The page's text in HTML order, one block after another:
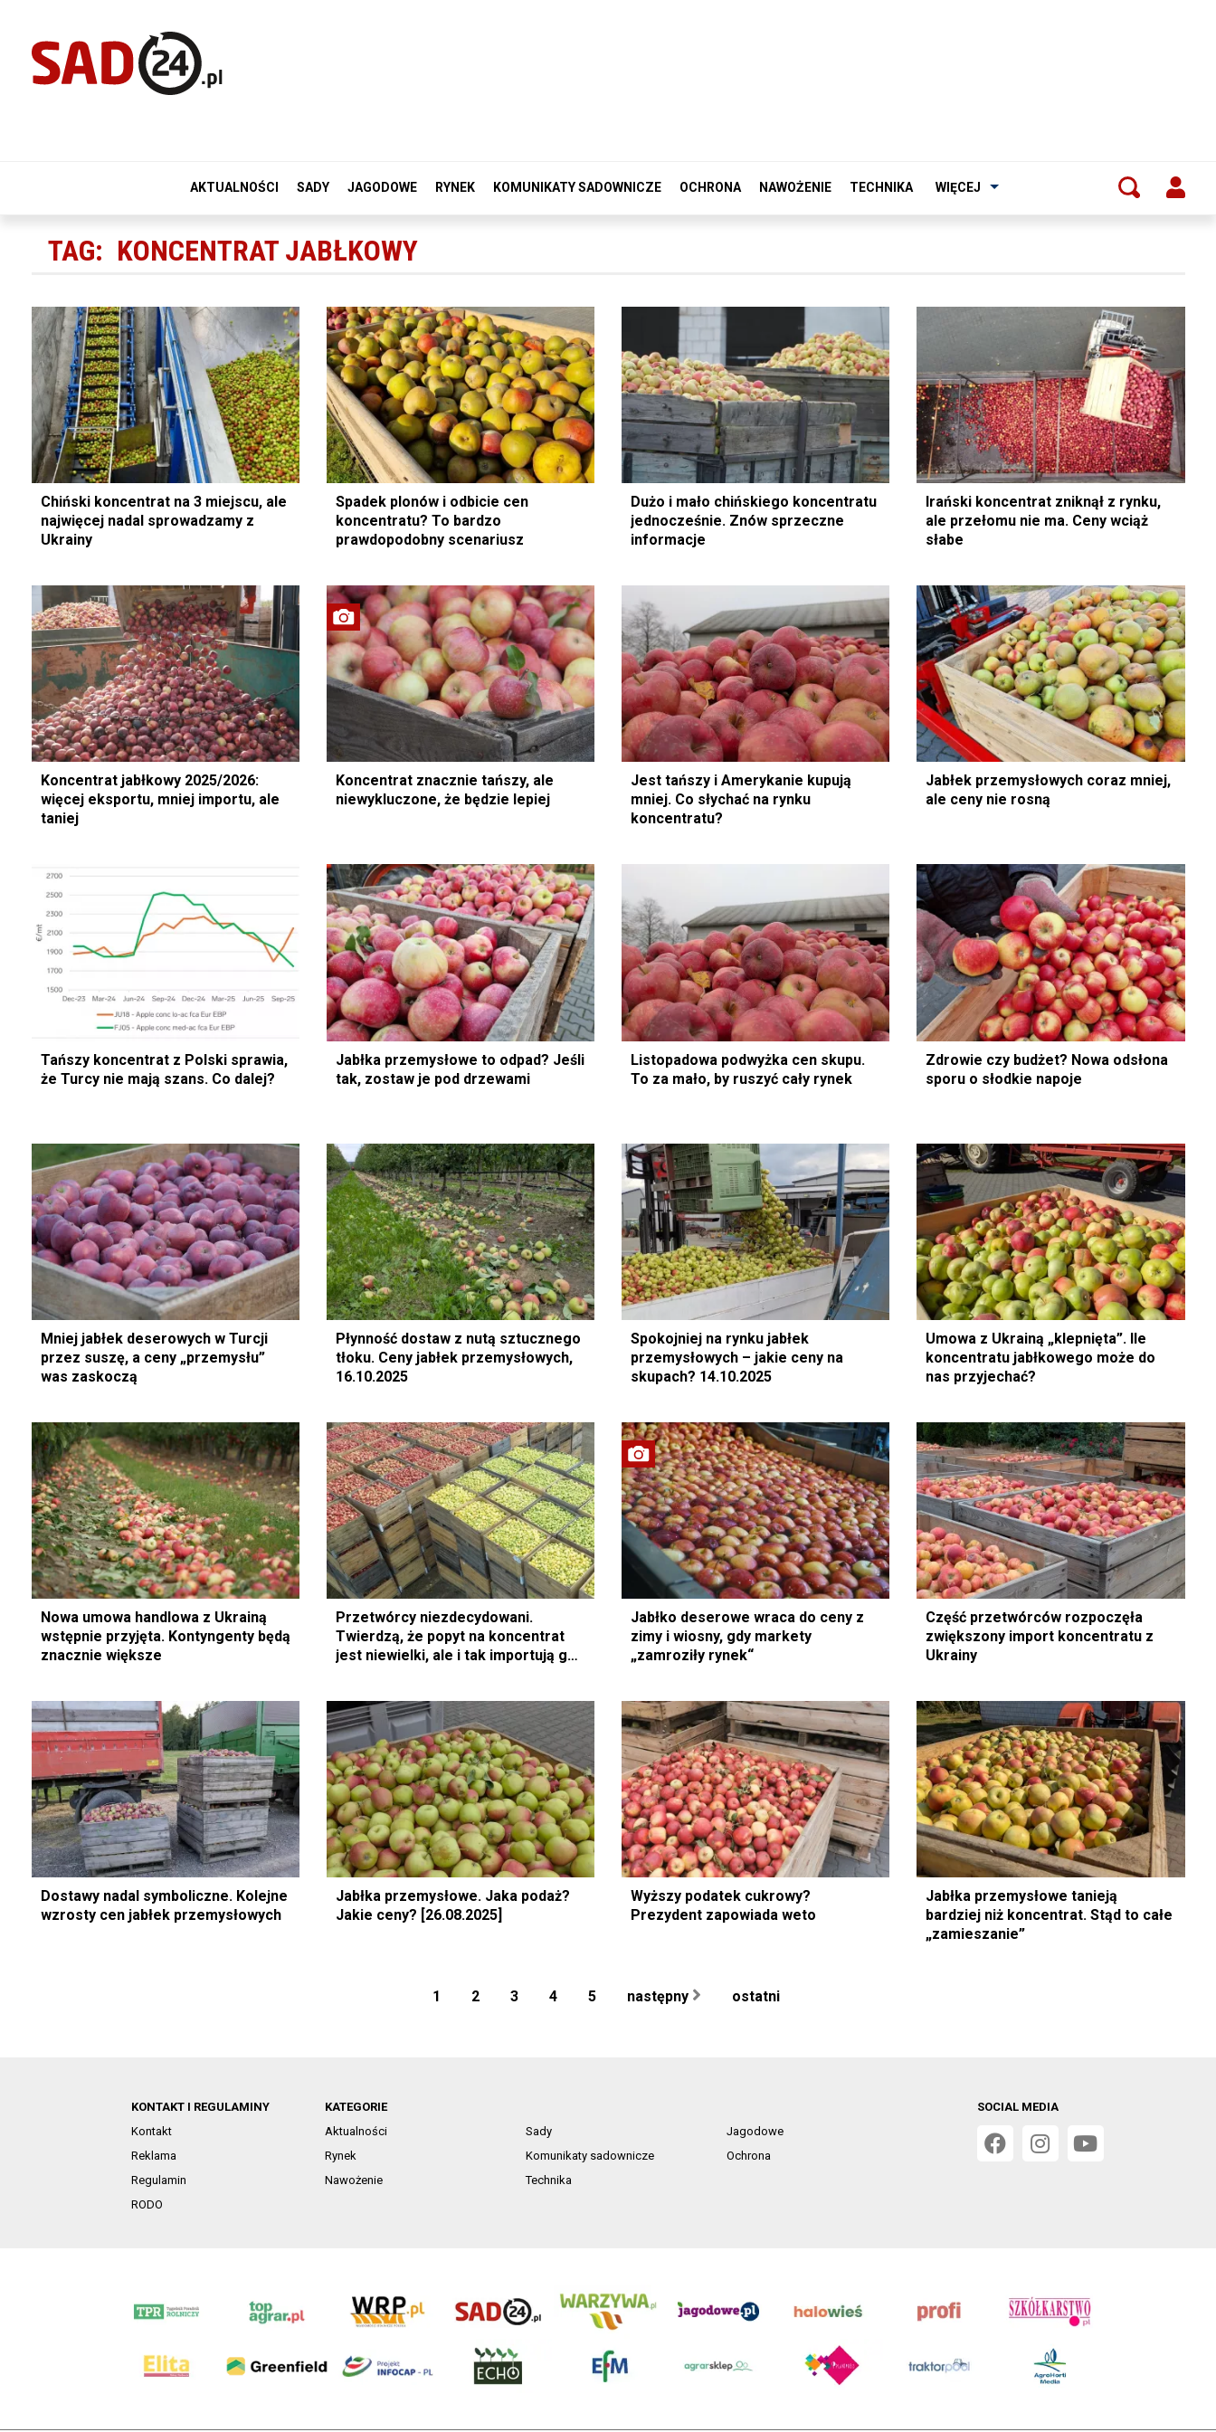
AKTUALNOŚCI SADY JAGODOWE RYNEK KOMUNIKATY SADOWNICZE OCHRONA NAWOŻENIE TECHNIKA WIĘCEJ
TAG: KONCENTRAT JABŁKOWY
Chiński koncentrat na 3 miejscu, ale
najwięcej nadal sprowadzamy z
Ukrainy
Spadek plonów i odbicie cen
koncentratu? To bardzo
prawdopodobny scenariusz
Dużo i mało chińskiego koncentratu
jednocześnie. Znów sprzeczne
informacje
Irański koncentrat zniknął z rynku,
ale przełomu nie ma. Ceny wciąż
słabe
Koncentrat jabłkowy 2025/2026:
więcej eksportu, mniej importu, ale
taniej
Koncentrat znacznie tańszy, ale
niewykluczone, że będzie lepiej
Jest tańszy i Amerykanie kupują
mniej. Co słychać na rynku
koncentratu?
Jabłek przemysłowych coraz mniej,
ale ceny nie rosną
Tańszy koncentrat z Polski sprawia,
że Turcy nie mają szans. Co dalej?
Jabłka przemysłowe to odpad? Jeśli
tak, zostaw je pod drzewami
Listopadowa podwyżka cen skupu.
To za mało, by ruszyć cały rynek
Zdrowie czy budżet? Nowa odsłona
sporu o słodkie napoje
Mniej jabłek deserowych w Turcji
przez suszę, a ceny „przemysłu”
was zaskoczą
Płynność dostaw z nutą sztucznego
tłoku. Ceny jabłek przemysłowych,
16.10.2025
Spokojniej na rynku jabłek
przemysłowych – jakie ceny na
skupach? 14.10.2025
Umowa z Ukrainą „klepnięta”. Ile
koncentratu jabłkowego może do
nas przyjechać?
Nowa umowa handlowa z Ukrainą
wstępnie przyjęta. Kontyngenty będą
znacznie większe
Przetwórcy niezdecydowani.
Twierdzą, że popyt na koncentrat
jest niewielki, ale i tak importują go
Jabłko deserowe wraca do ceny z
zimy i wiosny, gdy markety
„zamroziły rynek“
Część przetwórców rozpoczęła
zwiększony import koncentratu z
Ukrainy
Dostawy nadal symboliczne. Kolejne
wzrosty cen jabłek przemysłowych
Jabłka przemysłowe. Jaka podaż?
Jakie ceny? [26.08.2025]
Wyższy podatek cukrowy?
Prezydent zapowiada weto
Jabłka przemysłowe tanieją
bardziej niż koncentrat. Stąd to całe
„zamieszanie”
1 2 3 4 5 następny ostatni
KONTAKT I REGULAMINY
Kontakt
Reklama
Regulamin
RODO
KATEGORIE
Aktualności
Sady
Jagodowe
Rynek
Komunikaty sadownicze
Ochrona
Nawożenie
Technika
SOCIAL MEDIA